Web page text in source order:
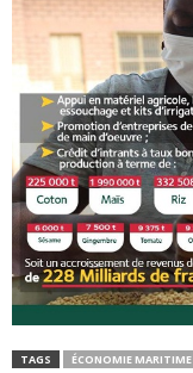
TAGS ÉCONOMIE MARITIME